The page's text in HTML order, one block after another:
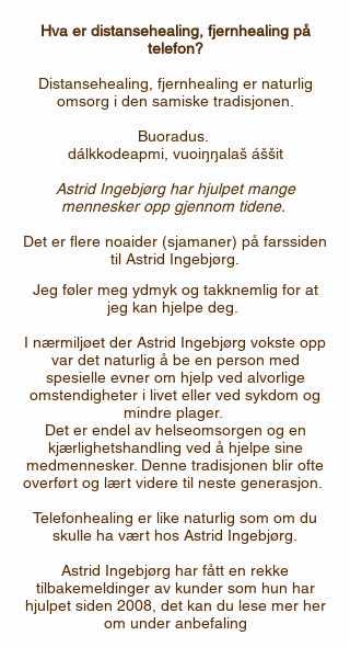
Hva erdistansehealing, fjernhealing på
telefon?
Distansehealing, fjernhealing er naturlig
omsorg i den samiske tradisjonen.
Buoradus.
dálkkodeapmi, vuoiŋŋalaš áššit
Astrid Ingebjørg har hjulpet mange
mennesker opp gjennom tidene.
Det er flere noaider (sjamaner) på farssiden
til Astrid Ingebjørg.
Jeg føler meg ydmyk og takknemlig for at
jeg kan hjelpe deg.
I nærmiljøet der Astrid Ingebjørg vokste opp
var det naturlig å be en person med
spesielle evner om hjelp ved alvorlige
omstendigheter i livet eller ved sykdom og
mindre plager.
Det er endel av helseomsorgen og en
kjærlighetshandling ved å hjelpe sine
medmennesker. Denne tradisjonen blir ofte
overført og lært videre til neste generasjon.
Telefonhealing er like naturlig som om du
skulle ha vært hos Astrid Ingebjørg.
Astrid Ingebjørg har fått en rekke
tilbakemeldinger av kunder som hun har
hjulpet siden 2008, det kan du lese mer her
om under anbefaling